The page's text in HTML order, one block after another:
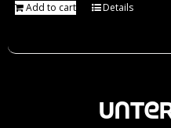
Add to cart Details